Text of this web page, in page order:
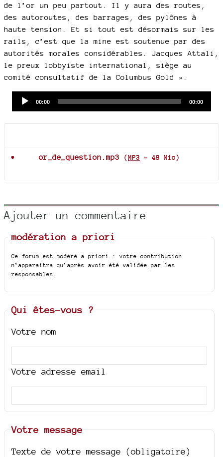
de l’or un peu partout. Il y aura des routes,
des autoroutes, des barrages, des pylônes à
haute tension. Et si tout est désormais sur les
rails, c’est que la mine est soutenue par des
autorités morales considérables. Jacques Attali,
le preux lobbyiste international, siège au
comité consultatif de la Columbus Gold ».
Current
00:00
Total
00:00
or_de_question.mp3 (MP3 - 48 Mio)
Ajouter un commentaire
modération a priori
Ce forum est modéré a priori : votre contribution
n’apparaîtra qu’après avoir été validée par les
responsables.
Qui êtes-vous ?
Votre nom
Votre adresse email
Votre message
Texte de votre message (obligatoire)